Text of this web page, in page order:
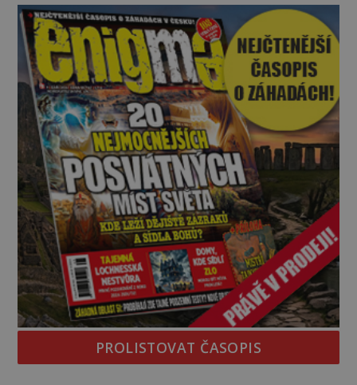
kromě syrových bobů. Příběh se rychle stává
jednou z největších záhad středověké Anglie a ani
po téměř devíti stech letech není
PROLISTOVAT ČASOPIS